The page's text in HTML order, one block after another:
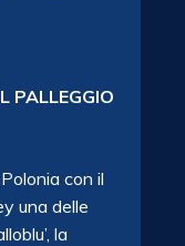
PALLEGGIO
con il
una delle
la